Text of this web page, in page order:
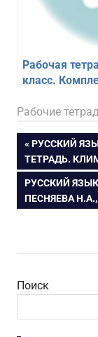
Рабочая
класс.
18.02.2026
figa
Рабочие
по
записям
ЗАПИСЬ:
РУССКИЙ
ТЕТРАДЬ.
СЛЕДУЮЩАЯ
ЗАПИСЬ:
РУССКИЙ
ПЕСНЯЕВА
Поиск